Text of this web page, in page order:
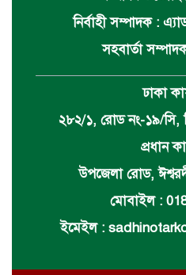
নির্বাহী সম্পাদক :
সহবার্তা
ঢাকা
২৮২/১, রোড নং-১৯/সি,
প্রধান
উপজেলা রোড,
মোবাইল :
ইমেইল :